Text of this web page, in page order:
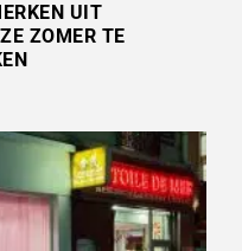
UIT
ZOMER TE